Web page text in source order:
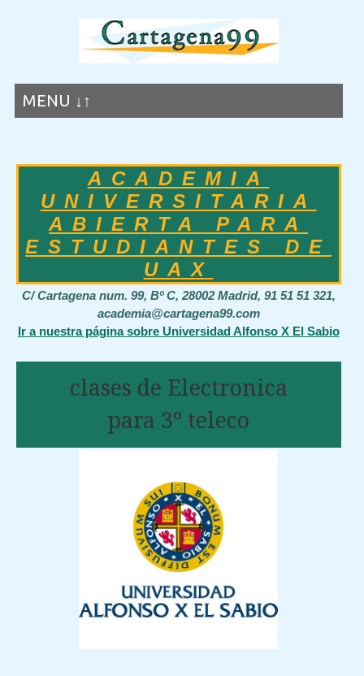
MENU ↓↑
ACADEMIA
UNIVERSITARIA
ABIERTA PARA
ESTUDIANTES DE
UAX
C/ Cartagena num. 99, Bº C, 28002 Madrid, 91 51 51 321,
academia@cartagena99.com
Ir a nuestra página sobre Universidad Alfonso X El Sabio
clases de Electronica
para 3º teleco